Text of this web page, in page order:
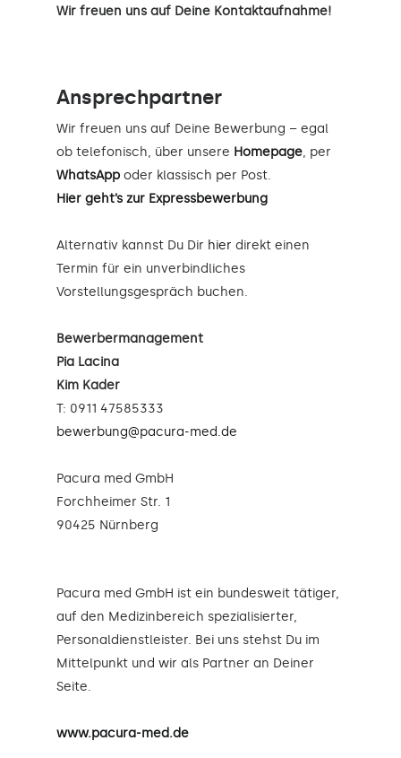
Wir freuen uns auf Deine Kontaktaufnahme!
Ansprechpartner
Wir freuen uns auf Deine Bewerbung – egal
ob telefonisch, über unsere Homepage, per
WhatsApp oder klassisch per Post.
Hier geht’s zur Expressbewerbung
Alternativ kannst Du Dir hier direkt einen
Termin für ein unverbindliches
Vorstellungsgespräch buchen.
Bewerbermanagement
Pia Lacina
Kim Kader
T: 0911 47585333
bewerbung@pacura-med.de
Pacura med GmbH
Forchheimer Str. 1
90425 Nürnberg
Pacura med GmbH ist ein bundesweit tätiger,
auf den Medizinbereich spezialisierter,
Personaldienstleister. Bei uns stehst Du im
Mittelpunkt und wir als Partner an Deiner
Seite.
www.pacura-med.de